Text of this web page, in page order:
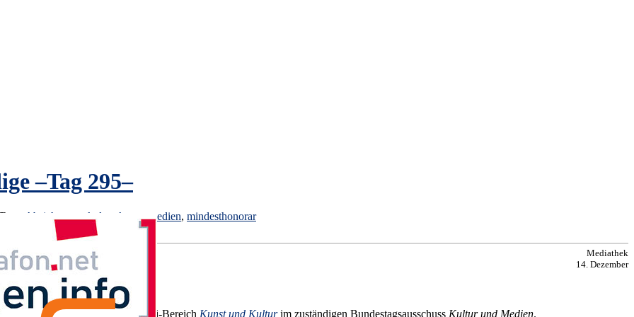
–Tag 295–
Absicherung kultur kunst,medien, mindesthonorar
Mediathek
14. Dezember
forderte Lisa Basten vom ver.di-Bereich Kunst und Kulturim zuständigen Bundestagsausschuss Kultur und Medien.